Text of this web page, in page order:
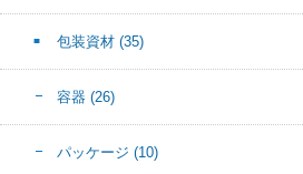
包装資材 (35)
容器 (26)
パッケージ (10)